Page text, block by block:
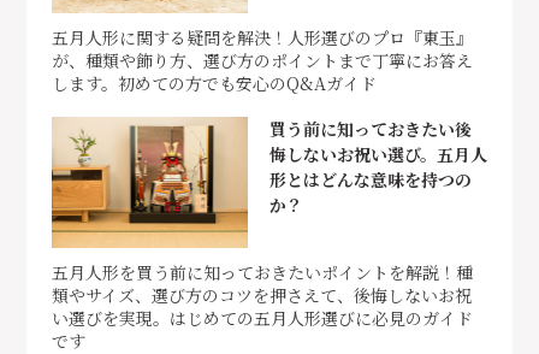
五月人形に関する疑問を解決！人形選びのプロ『東玉』
が、種類や飾り方、選び方のポイントまで丁寧にお答え
します。初めての方でも安心のQ&Aガイド
買う前に知っておきたい後
悔しないお祝い選び。五月人
形とはどんな意味を持つの
か？
五月人形を買う前に知っておきたいポイントを解説！種
類やサイズ、選び方のコツを押さえて、後悔しないお祝
い選びを実現。はじめての五月人形選びに必見のガイド
です